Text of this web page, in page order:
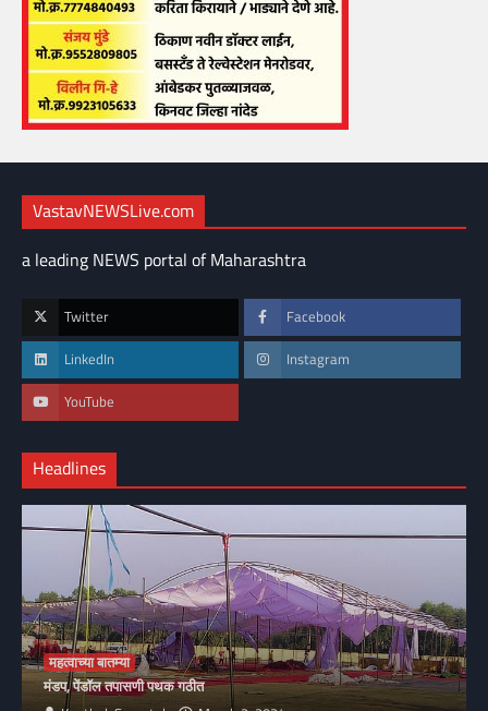
VastavNEWSLive.com
a leading NEWS portal of Maharashtra
Twitter Facebook
LinkedIn Instagram
YouTube
Headlines
महत्वाच्या बातम्या
मंडप, पेंडॉल तपासणी पथक गठीत